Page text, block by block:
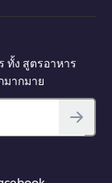
ทั้ง สูตรอาหาร
ากมาย